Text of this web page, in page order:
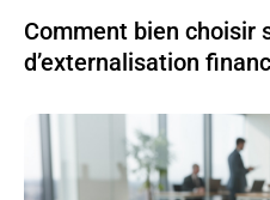
Comment bien choisir
d’externalisation